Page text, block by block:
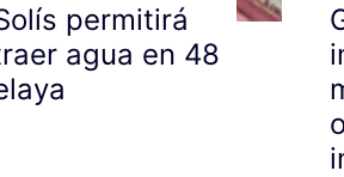
permitirá
agua en 48